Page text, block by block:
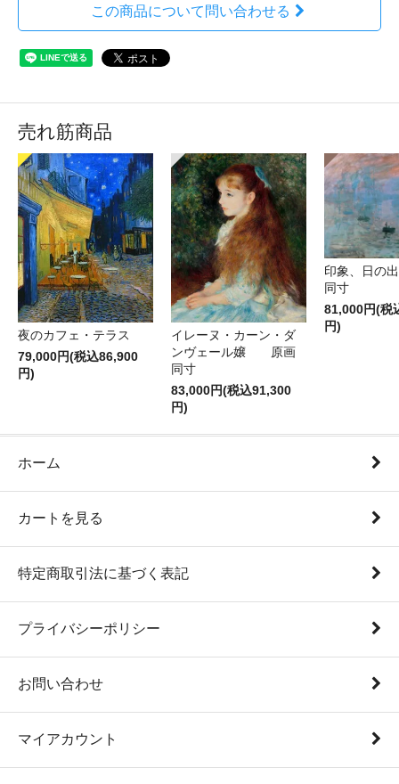
この商品について問い合わせる
売れ筋商品
夜のカフェ・テラス
79,000円(税込86,900
円)
イレーヌ・カーン・ダ
ンヴェール嬢 原画
同寸
83,000円(税込91,300
円)
印象、日
同寸
81,000円(税
円)
ホーム
カートを見る
特定商取引法に基づく表記
プライバシーポリシー
お問い合わせ
マイアカウント